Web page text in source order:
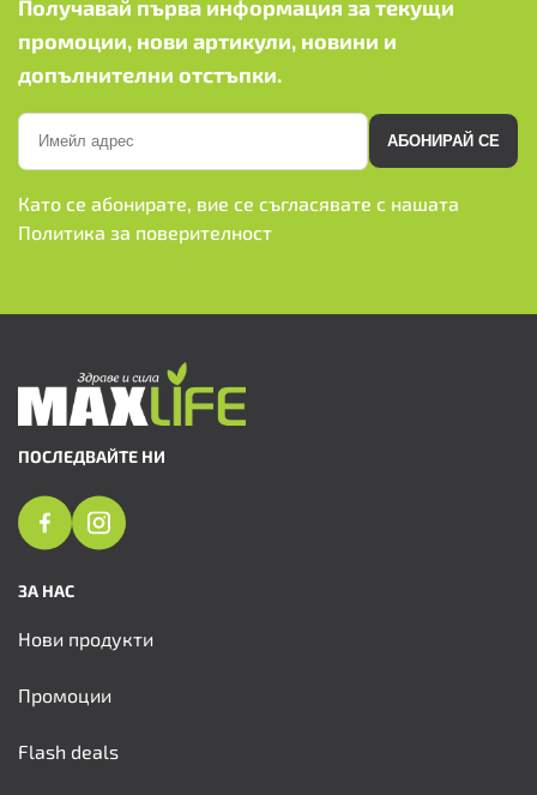
Получавай първа информация за текущи
промоции, нови артикули, новини и
допълнителни отстъпки.
АБОНИРАЙ СЕ
Като се абонирате, вие се съгласявате с нашата
Политика за поверителност
ПОСЛЕДВАЙТЕ НИ
ЗА НАС
Нови продукти
Промоции
Flash deals